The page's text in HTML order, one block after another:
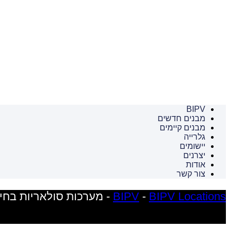
BIPV
מבנים חדשים
מבנים קיימים
גלרייה
יישומים
יצרנים
אודות
צור קשר
BIPV - BIPV Locations
- מערכות סולאריות